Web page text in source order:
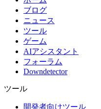
ブログ
ニュース
ツール
ゲーム
AIアシスタント
フォーラム
Downdetector
ツール
開発者向けツール